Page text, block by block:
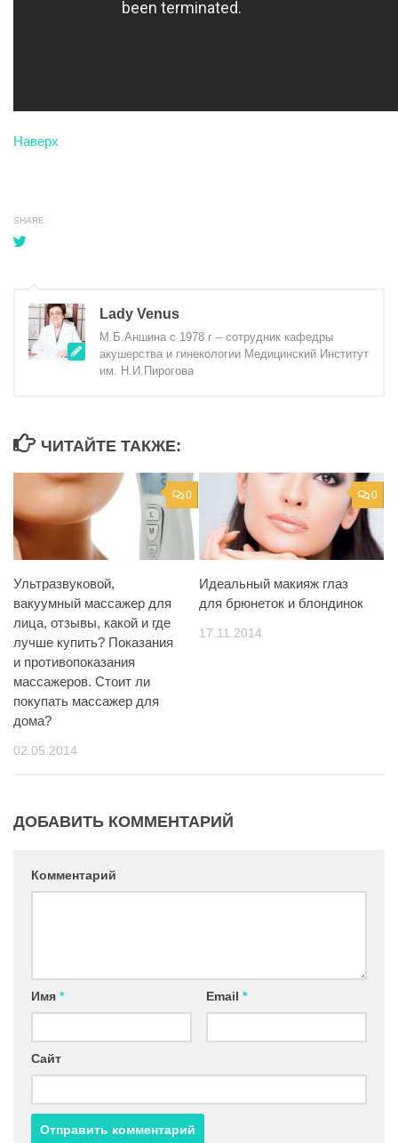
Наверх
SHARE
Lady Venus
М.Б.Аншина с 1978 г – сотрудник кафедры
акушерства и гинекологии Медицинский Институт
им. Н.И.Пирогова
ЧИТАЙТЕ ТАКЖЕ:
0
Ультразвуковой,
вакуумный массажер для
лица, отзывы, какой и где
лучше купить? Показания
и противопоказания
массажеров. Стоит ли
покупать массажер для
дома?
02.05.2014
0
Идеальный макияж глаз
для брюнеток и блондинок
17.11.2014
ДОБАВИТЬ КОММЕНТАРИЙ
Комментарий
Имя * Email *
Сайт